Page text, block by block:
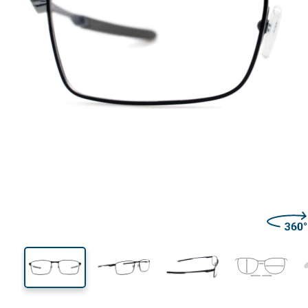
35 mm
Высота линзы Ширина линзы